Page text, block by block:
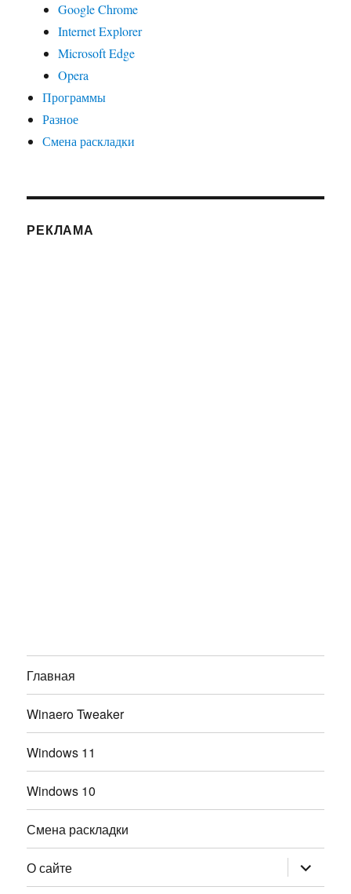
Google Chrome
Internet Explorer
Microsoft Edge
Opera
Программы
Разное
Смена раскладки
РЕКЛАМА
Главная
Winaero Tweaker
Windows 11
Windows 10
Смена раскладки
О сайте раскрыть
дочернее
меню